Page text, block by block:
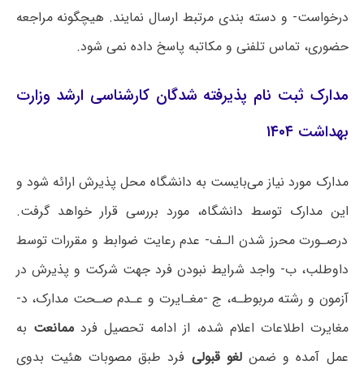
درخواست- و دسته بندی مرتبط ارسال نمایند. هیچگونه مراجعه
حضوری، تماس تلفنی و مکاتبه پاسخ داده نمی شود.
مدارک ثبت نام پذیرفته شدگان کارشناسی ارشد وزارت
بهداشت ۱۴۰۴
مدارک مورد نیاز می‌بایست به دانشگاه محل پذیرش ارائه شود و
این مدارک توسط دانشگاه، مورد بررسی قرار خواهد گرفت.
درصـورت محرز شدن الـف- عدم رعایت ضوابط و مقررات توسط
داوطلب، ب- واجد شرایط نبودن فرد جهت شرکت و پذیرش در
آزمون و رشته مربوطـه، ج -مغـایرت و عـدم صـحت مدارک، د-
مغایرت اطلاعات اعلام شده، از ادامه تحصیل فردممانعت به
عمل آمده و ضمنلغو قبولی فرد طبق مصوبات هئیت بدوی